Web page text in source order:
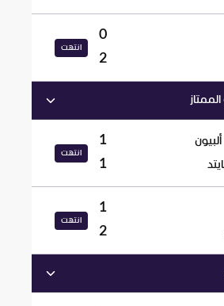
0
2
انتهت
الممتاز
1
1
انتهت
1
2
انتهت